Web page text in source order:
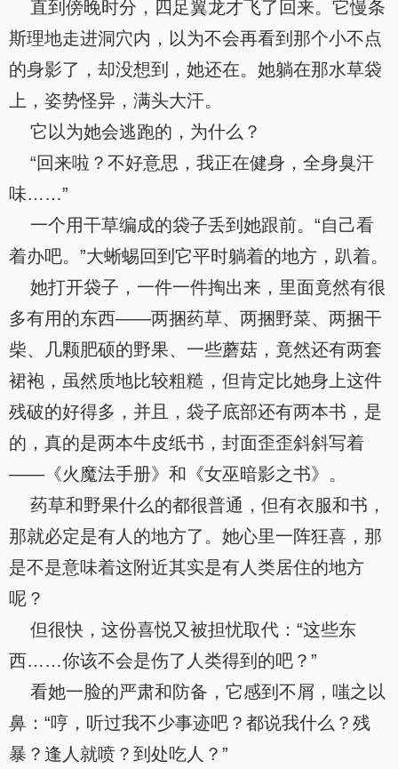
直到傍晚时分，四足翼龙才飞了回来。它慢条
斯理地走进洞穴内，以为不会再看到那个小不点
的身影了，却没想到，她还在。她躺在那水草袋
上，姿势怪异，满头大汗。
它以为她会逃跑的，为什么？
“回来啦？不好意思，我正在健身，全身臭汗
味……”
一个用干草编成的袋子丢到她跟前。“自己看
着办吧。”大蜥蜴回到它平时躺着的地方，趴着。
她打开袋子，一件一件掏出来，里面竟然有很
多有用的东西——两捆药草、两捆野菜、两捆干
柴、几颗肥硕的野果、一些蘑菇，竟然还有两套
裙袍，虽然质地比较粗糙，但肯定比她身上这件
残破的好得多，并且，袋子底部还有两本书，是
的，真的是两本牛皮纸书，封面歪歪斜斜写着
——《火魔法手册》和《女巫暗影之书》。
药草和野果什么的都很普通，但有衣服和书，
那就必定是有人的地方了。她心里一阵狂喜，那
是不是意味着这附近其实是有人类居住的地方
呢？
但很快，这份喜悦又被担忧取代：“这些东
西……你该不会是伤了人类得到的吧？”
看她一脸的严肃和防备，它感到不屑，嗤之以
鼻：“哼，听过我不少事迹吧？都说我什么？残
暴？逢人就喷？到处吃人？”